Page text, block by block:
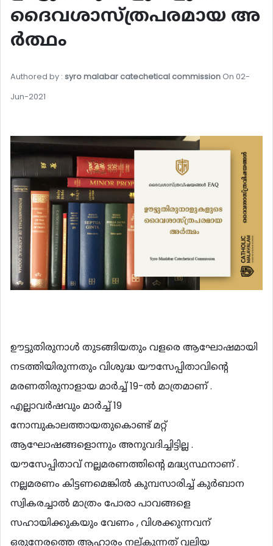
ദൈവശാസ്ത്രപരമായ അ
ർത്ഥം
Authored by : syro malabar catechetical commission On 02-
Jun-2021
ഊട്ടുതിരുനാൾ തുടങ്ങിയതും വളരെ ആഘോഷമായി
നടത്തിയിരുന്നതും വിശുദ്ധ യൗസേപ്പിതാവിന്റെ
മരണതിരുനാളായ മാർച്ച് 19-ൽ മാത്രമാണ് .
എല്ലാവർഷവും മാർച്ച് 19
നോമ്പുകാലത്തായതുകൊണ്ട് മറ്റ്
ആഘോഷങ്ങളൊന്നും അനുവദിച്ചിട്ടില്ല .
യൗസേപ്പിതാവ് നല്ലമരണത്തിന്റെ മദ്ധ്യസ്ഥനാണ് .
നല്ലമരണം കിട്ടണമെങ്കിൽ കുമ്പസാരിച്ച് കുർബാന
സ്വികരച്ചാൽ മാത്രം പോരാ പാവങ്ങളെ
സഹായിക്കുകയും വേണം , വിശക്കുന്നവന്
ഒരുനേരത്തെ ആഹാരം നല്കുന്നത് വലിയ